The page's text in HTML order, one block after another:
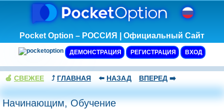
Pocket Option – РОССИЯ | Официальный Сайт
ДЕМОНСТРАЦИЯ РЕГИСТРАЦИЯ ВХОД
🍏 СВЕЖЕЕ ⤴️ ГЛАВНАЯ ⬅️ НАЗАД ВПЕРЕД ➡️
Начинающим, Обучение